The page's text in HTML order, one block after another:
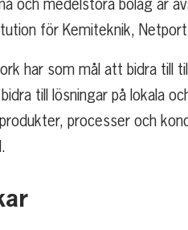
och medelstora bolag är
för Kemiteknik,
har som mål att bidra
till lösningar på lokala
processer och